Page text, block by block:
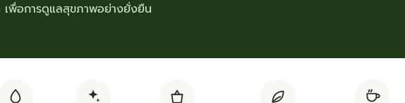
พื่อการดูแลสุขภาพอย่างยั่งยืน